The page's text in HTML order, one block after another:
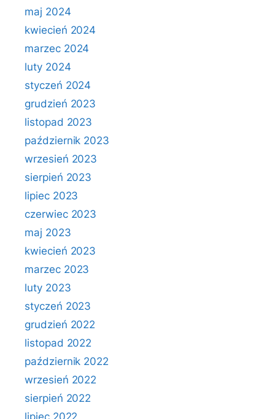
maj 2024
kwiecień 2024
marzec 2024
luty 2024
styczeń 2024
grudzień 2023
listopad 2023
październik 2023
wrzesień 2023
sierpień 2023
lipiec 2023
czerwiec 2023
maj 2023
kwiecień 2023
marzec 2023
luty 2023
styczeń 2023
grudzień 2022
listopad 2022
październik 2022
wrzesień 2022
sierpień 2022
lipiec 2022